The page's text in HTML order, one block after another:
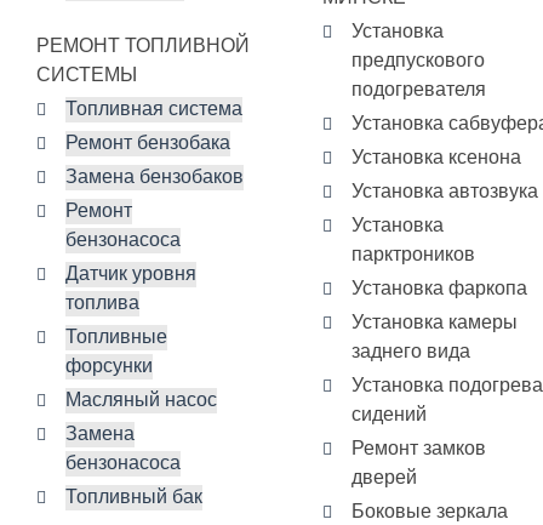
РЕМОНТ ТОПЛИВНОЙ
СИСТЕМЫ
Топливная система
Ремонт бензобака
Замена бензобаков
Ремонт
бензонасоса
Датчик уровня
топлива
Топливные
форсунки
Масляный насос
Замена
бензонасоса
Топливный бак
Установка
предпускового
подогревателя
Установка
Установка ксенона
Установка автозвука
Установка
парктроников
Установка фаркопа
Установка камеры
заднего вида
Установка подогрева
сидений
Ремонт замков
дверей
Боковые зеркала